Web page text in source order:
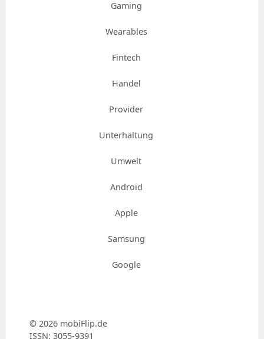
Gaming
Wearables
Fintech
Handel
Provider
Unterhaltung
Umwelt
Android
Apple
Samsung
Google
© 2026 mobiFlip.de
ISSN: 3055-9391